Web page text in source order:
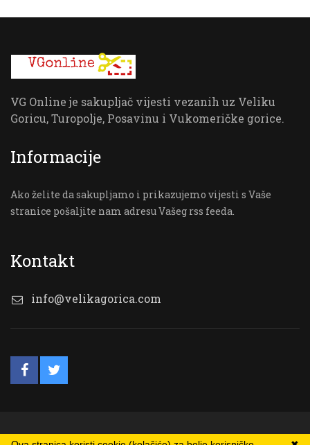
VG Online je sakupljač vijesti vezanih uz Veliku
Goricu, Turopolje, Posavinu i Vukomeričke gorice.
Informacije
Ako želite da sakupljamo i prikazujemo vijesti s Vaše
stranice pošaljite nam adresu Vašeg rss feeda.
Kontakt
info@velikagorica.com
© VG Online